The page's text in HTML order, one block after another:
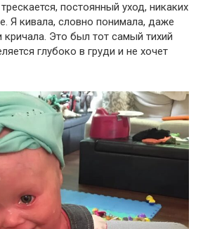
постоянный уход, никаких
Я кивала, словно понимала, даже
кричала. Это был тот самый тихий
глубоко в груди и не хочет